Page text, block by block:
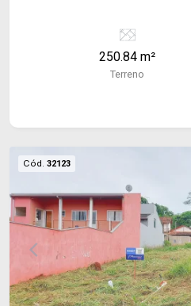
250.84 m²
Terreno
Cód. 32123